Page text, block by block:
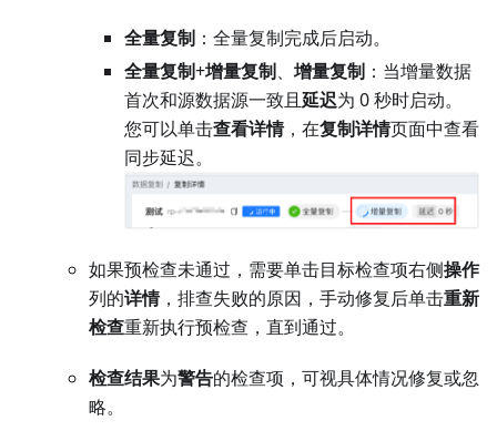
全量复制 ：全量复制完成后启动。
全量复制+增量复制、 增量复制 ：当增量数据
首次和源数据源一致且延迟为 0 秒时启动。
您可以单击查看详情，在复制详情页面中查看
同步延迟。
如果预检查未通过，需要单击目标检查项右侧操作
列的详情，排查失败的原因，手动修复后单击重新
检查重新执行预检查，直到通过。
检查结果为警告的检查项，可视具体情况修复或忽
略。